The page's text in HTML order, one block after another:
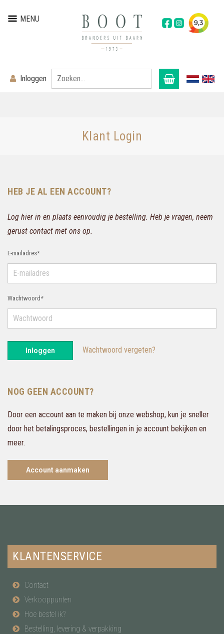
MENU
Inloggen
Klant Login
HEB JE AL EEN ACCOUNT?
Log hier in en plaats eenvoudig je bestelling. Heb je vragen, neem
gerust contact met ons op.
E-mailadres*
Wachtwoord *
Inloggen Wachtwoord vergeten?
NOG GEEN ACCOUNT?
Door een account aan te maken bij onze webshop, kun je sneller
door het betalingsproces, bestellingen in je account bekijken en
meer.
Account aanmaken
KLANTENSERVICE
Contact
Verkooppunten
Hoe bestel ik?
Bestelling, levering & verpakking